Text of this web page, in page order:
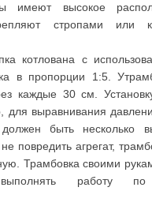
имеют высокое
стропами или
котлована с
в пропорции 1:5.
каждые 30 см.
для выравнивания
быть несколько
повредить агрегат,
Трамбовка своими
выполнять работу по